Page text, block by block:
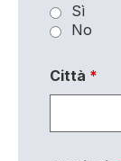
Sì
No
Città *